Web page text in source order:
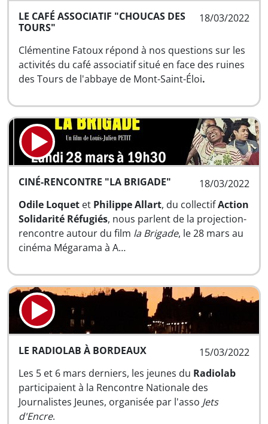
18/03/2022
LE CAFÉ ASSOCIATIF "CHOUCAS DES
TOURS"
Clémentine Fatoux répond à nos questions sur les
activités du café associatif situé en face des ruines
des Tours de l'abbaye de Mont-Saint-Éloi.
18/03/2022
CINÉ-RENCONTRE "LA BRIGADE"
Odile Loquet et Philippe Allart, du collectifAction
Solidarité Réfugiés, nous parlent de la projection-
rencontre autour du film la Brigade, le 28 mars au
cinéma Mégarama à A…
15/03/2022
LE RADIOLAB À BORDEAUX
Les 5 et 6 mars derniers, les jeunes du Radiolab
participaient à la Rencontre Nationale des
Journalistes Jeunes, organisée par l'asso Jets
d'Encre.